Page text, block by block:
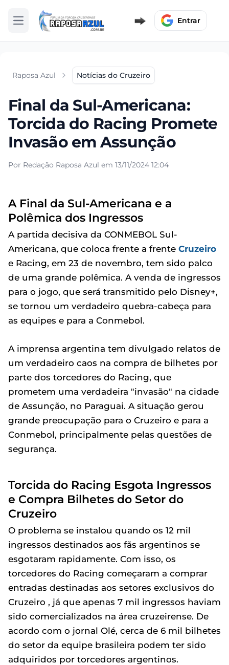
Abrir menu Entrar
Raposa Azul Notícias do Cruzeiro
Final da Sul-Americana:
Torcida do Racing Promete
Invasão em Assunção
Por Redação Raposa Azul em 13/11/2024 12:04
A Final da Sul-Americana e a
Polêmica dos Ingressos
A partida decisiva da CONMEBOL Sul-
Americana, que coloca frente a frente Cruzeiro
e Racing, em 23 de novembro, tem sido palco
de uma grande polêmica. A venda de ingressos
para o jogo, que será transmitido pelo Disney+,
se tornou um verdadeiro quebra-cabeça para
as equipes e para a Conmebol.
A imprensa argentina tem divulgado relatos de
um verdadeiro caos na compra de bilhetes por
parte dos torcedores do Racing, que
prometem uma verdadeira "invasão" na cidade
de Assunção, no Paraguai. A situação gerou
grande preocupação para o Cruzeiro e para a
Conmebol, principalmente pelas questões de
segurança.
Torcida do Racing Esgota Ingressos
e Compra Bilhetes do Setor do
Cruzeiro
O problema se instalou quando os 12 mil
ingressos destinados aos fãs argentinos se
esgotaram rapidamente. Com isso, os
torcedores do Racing começaram a comprar
entradas destinadas aos setores exclusivos do
Cruzeiro , já que apenas 7 mil ingressos haviam
sido comercializados na área cruzeirense. De
acordo com o jornal Olé, cerca de 6 mil bilhetes
do setor da equipe brasileira podem ter sido
adquiridos por torcedores argentinos.